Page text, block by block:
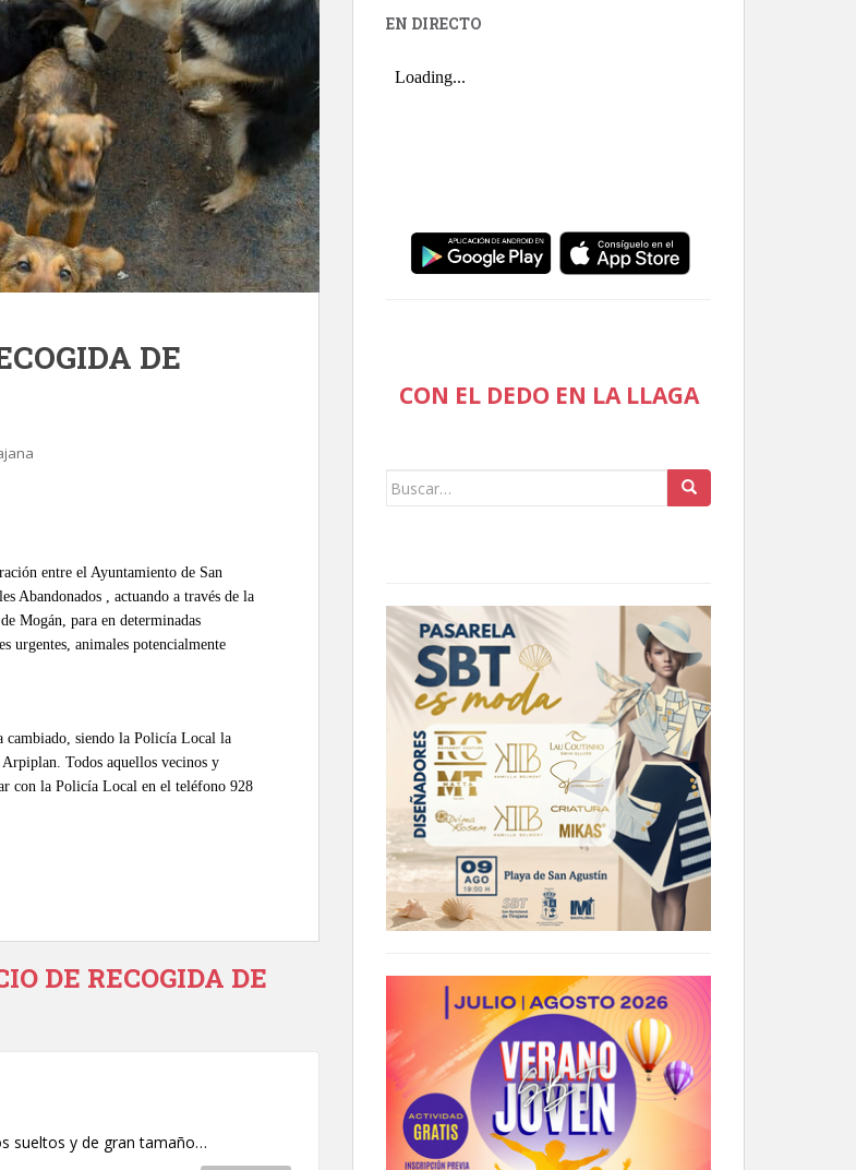
DE
entre el Ayuntamiento de San
Abandonados , actuando a través de la
Mogán, para en determinadas
urgentes, animales potencialmente
cambiado, siendo la Policía Local la
Arpiplan. Todos aquellos vecinos y
con la Policía Local en el teléfono 928
DE RECOGIDA DE
sueltos y de gran tamaño…
EN DIRECTO
CON EL DEDO EN LA LLAGA
Buscar: